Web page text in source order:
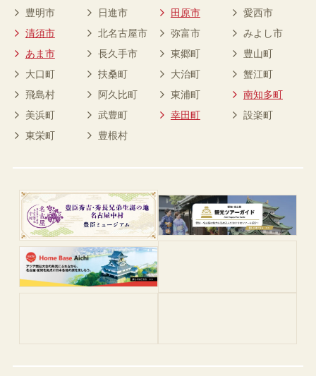
豊明市
日進市 田原市
愛西市
清須市
北名古屋市 弥富市
みよし市
あま市
長久手市 東郷町
豊山町
大口町
扶桑町 大治町
蟹江町
飛島村
阿久比町 東浦町
南知多町
美浜町
武豊町 幸田町
設楽町
東栄町
豊根村